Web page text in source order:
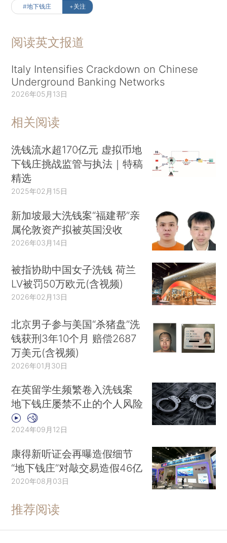
#地下钱庄 +关注
阅读英文报道
Italy Intensifies Crackdown on Chinese
Underground Banking Networks
2026年05月13日
相关阅读
洗钱流水超170亿元 虚拟币地
下钱庄挑战监管与执法｜特稿
精选
2025年02月15日
新加坡最大洗钱案“福建帮”亲
属伦敦资产拟被英国没收
2026年03月14日
被指协助中国女子洗钱 荷兰
LV被罚50万欧元(含视频)
2026年02月13日
北京男子参与美国“杀猪盘”洗
钱获刑3年10个月 赔偿2687
万美元(含视频)
2026年01月30日
在英留学生频繁卷入洗钱案
地下钱庄屡禁不止的个人风险
2024年09月12日
康得新听证会再曝造假细节
“地下钱庄”对敲交易造假46亿
2020年08月03日
推荐阅读